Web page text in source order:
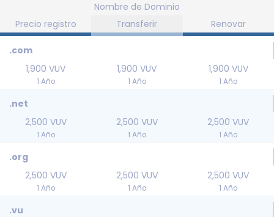
Nombre de Dominio
Precio registro
Transferir Renovar
.com
1,900 VUV
1 Año
1,900 VUV
1 Año
1,900 VUV
1 Año
.net
2,500 VUV
1 Año
2,500 VUV
1 Año
2,500 VUV
1 Año
.org
2,500 VUV
1 Año
2,500 VUV
1 Año
2,500 VUV
1 Año
.vu